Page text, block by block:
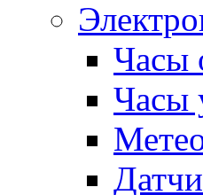
Часы
Часы